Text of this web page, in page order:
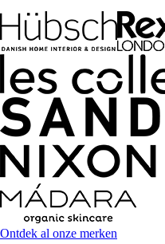
Ontdek al onze merken